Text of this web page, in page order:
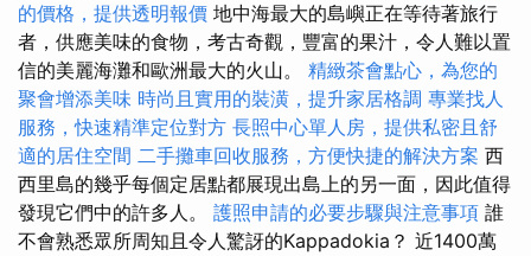
的價格，提供透明報價 地中海最大的島嶼正在等待著旅行
者，供應美味的食物，考古奇觀，豐富的果汁，令人難以置
信的美麗海灘和歐洲最大的火山。 精緻茶會點心，為您的
聚會增添美味 時尚且實用的裝潢，提升家居格調 專業找人
服務，快速精準定位對方 長照中心單人房，提供私密且舒
適的居住空間 二手攤車回收服務，方便快捷的解決方案 西
西里島的幾乎每個定居點都展現出島上的另一面，因此值得
發現它們中的許多人。 護照申請的必要步驟與注意事項 誰
不會熟悉眾所周知且令人驚訝的Kappadokia？ 近1400萬